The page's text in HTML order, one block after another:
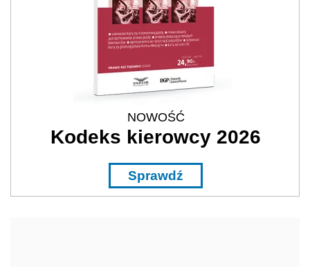
NOWOŚĆ
Kodeks kierowcy 2026
Sprawdź